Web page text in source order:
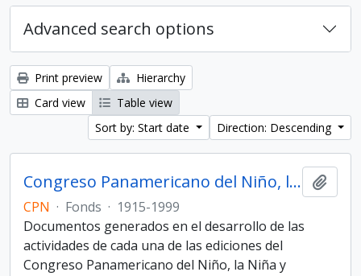
Advanced search options
Print preview
Hierarchy
Card view
Table view
Sort by: Start date
Direction: Descending
Congreso Panamericano del Niño, la Niña y Adolescentes
CPN · Fonds · 1915-1999
Documentos generados en el desarrollo de las
actividades de cada una de las ediciones del
Congreso Panamericano del Niño, la Niña y